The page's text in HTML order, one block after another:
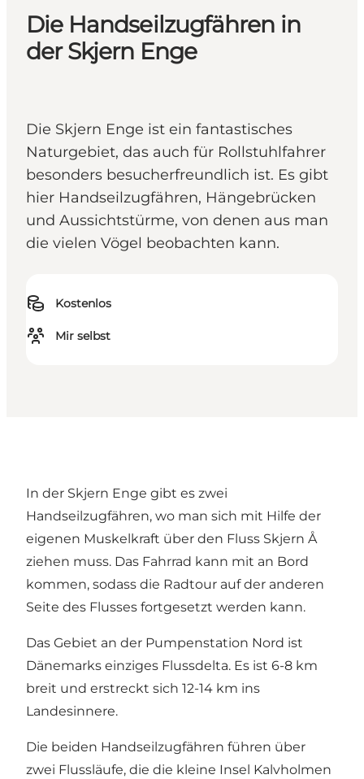
Die Handseilzugfähren in
der Skjern Enge
Die Skjern Enge ist ein fantastisches
Naturgebiet, das auch für Rollstuhlfahrer
besonders besucherfreundlich ist. Es gibt
hier Handseilzugfähren, Hängebrücken
und Aussichtstürme, von denen aus man
die vielen Vögel beobachten kann.
Kostenlos
Mir selbst
In der Skjern Enge gibt es zwei
Handseilzugfähren, wo man sich mit Hilfe der
eigenen Muskelkraft über den Fluss Skjern Å
ziehen muss. Das Fahrrad kann mit an Bord
kommen, sodass die Radtour auf der anderen
Seite des Flusses fortgesetzt werden kann.
Das Gebiet an der Pumpenstation Nord ist
Dänemarks einziges Flussdelta. Es ist 6-8 km
breit und erstreckt sich 12-14 km ins
Landesinnere.
Die beiden Handseilzugfähren führen über
zwei Flussläufe, die die kleine Insel Kalvholmen